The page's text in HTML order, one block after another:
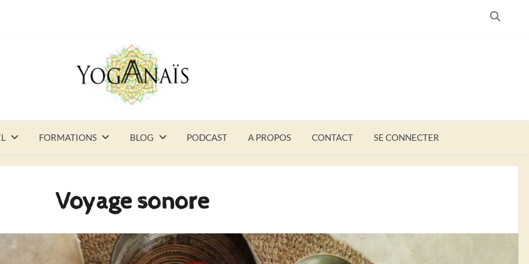
FORMATIONS BLOG PODCAST A PROPOS CONTACT SE CONNECTER
Voyage sonore